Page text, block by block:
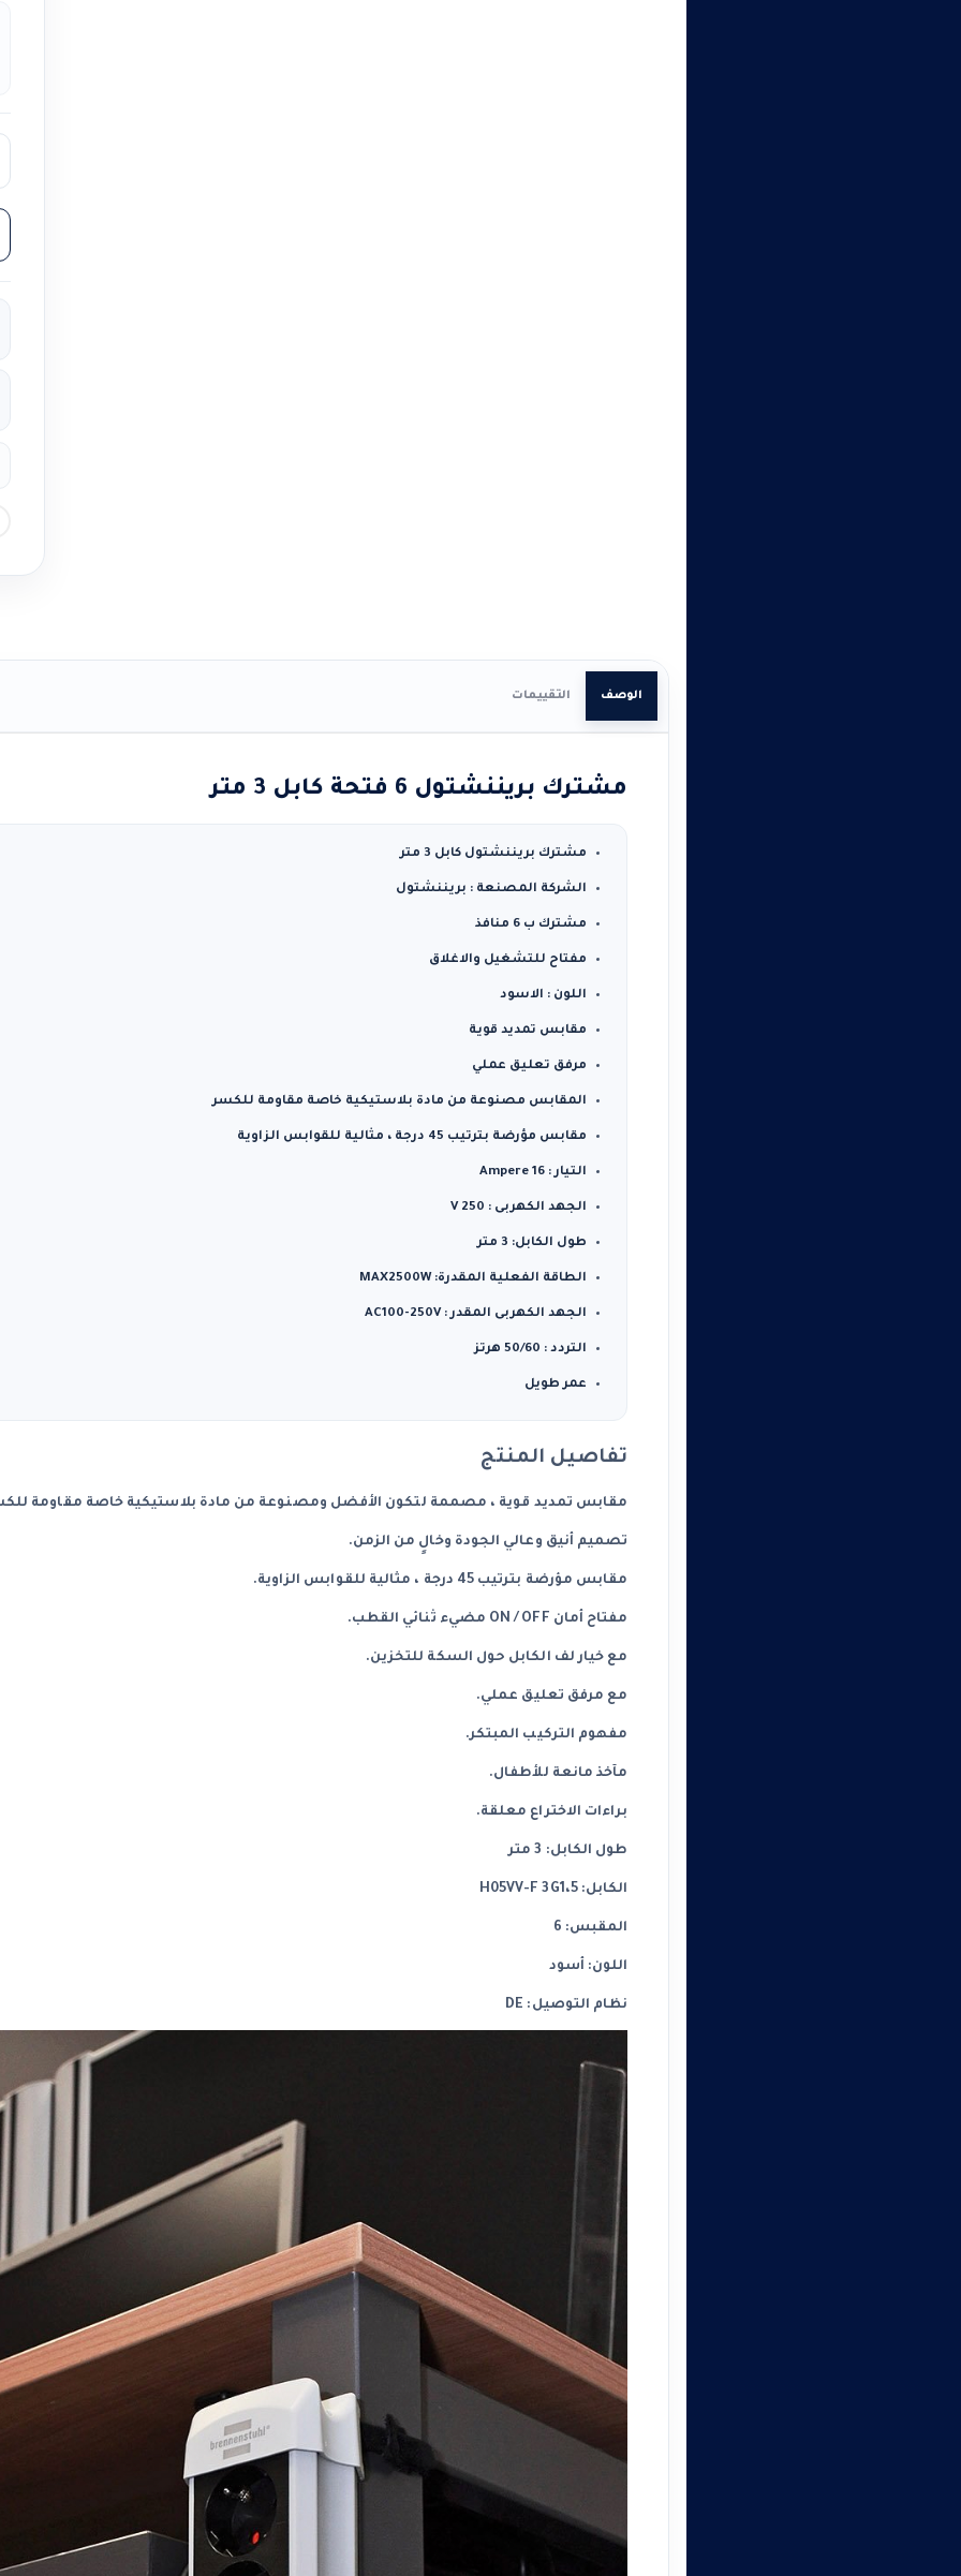
الوصف التقييمات
مشترك بريننشتول 6 فتحة كابل 3 متر
مشترك بريننشتول كابل 3 متر
الشركة المصنعة : بريننشتول
مشترك ب 6 منافذ
مفتاح للتشغيل والاغلاق
اللون : الاسود
مقابس تمديد قوية
مرفق تعليق عملي
المقابس مصنوعة من مادة بلاستيكية خاصة مقاومة للكسر
مقابس مؤرضة بترتيب 45 درجة ، مثالية للقوابس الزاوية
التيار : 16 Ampere
الجهد الكهربى : 250 V
طول الكابل: 3 متر
الطاقة الفعلية المقدرة: MAX2500W
الجهد الكهربى المقدر : AC100-250V
التردد : 50/60 هرتز
عمر طويل
تفاصيل المنتج
مقابس تمديد قوية ، مصممة لتكون الأفضل ومصنوعة من مادة بلاستيكية خاصة مقاومة
تصميم أنيق وعالي الجودة وخالٍ من الزمن.
مقابس مؤرضة بترتيب 45 درجة ، مثالية للقوابس الزاوية.
مفتاح أمان ON / OFF مضيء ثنائي القطب.
مع خيار لف الكابل حول السكة للتخزين.
مع مرفق تعليق عملي.
مفهوم التركيب المبتكر.
مآخذ مانعة للأطفال.
براءات الاختراع معلقة.
طول الكابل: 3 متر
الكابل: H05VV-F 3G1،5
المقبس: 6
اللون: أسود
نظام التوصيل: DE